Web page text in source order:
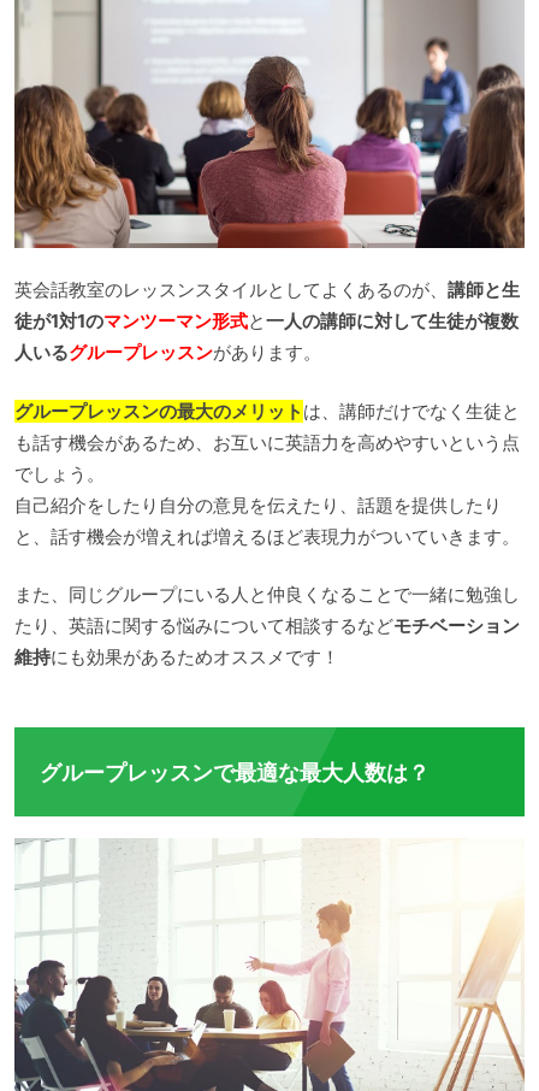
英会話教室のレッスンスタイルとしてよくあるのが、 講師と生
徒が1対1のマンツーマン形式と一人の講師に対して生徒が複数
人いるグループレッスンがあります。
グループレッスンの最大のメリット は、講師だけでなく生徒と
も話す機会があるため、お互いに英語力を高めやすいという点
でしょう。
自己紹介をしたり自分の意見を伝えたり、話題を提供したり
と、話す機会が増えれば増えるほど表現力がついていきます。
また、同じグループにいる人と仲良くなることで一緒に勉強し
たり、英語に関する悩みについて相談するなどモチベーション
維持にも効果があるためオススメです！
グループレッスンで最適な最大人数は？